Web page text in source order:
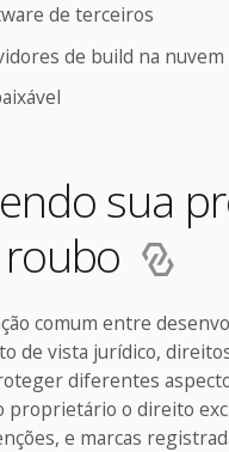
de terceiros
de build na nuvem
sua
comum entre
de vista jurídico,
diferentes
proprietário o direito
e marcas